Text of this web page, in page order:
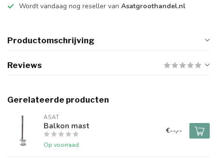
Wordt vandaag nog reseller van Asatgroothandel.nl
Productomschrijving
Reviews
Gerelateerde producten
ASAT
Balkon mast
Op voorraad
€--,--